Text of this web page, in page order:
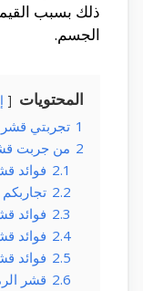
ذلك بسبب
الجسم.
المحتويات
1 تجربتي
2 من جربت
2.1 فوائد
2.2
2.3 فوائد
2.4 فوائد
2.5 فوائد
2.6 قشر